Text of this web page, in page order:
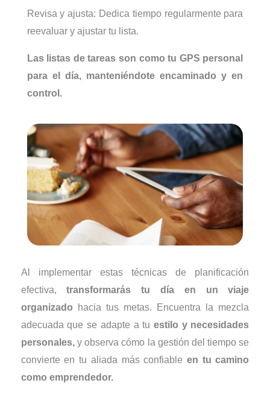
Revisa y ajusta: Dedica tiempo regularmente para
reevaluar y ajustar tu lista.
Las listas de tareas son como tu GPS personal
para el día, manteniéndote encaminado y en
control.
Al implementar estas técnicas de planificación
efectiva,transformarás tu día en un viaje
organizado hacia tus metas. Encuentra la mezcla
adecuada que se adapte a tu estilo y necesidades
personales,y observa cómo la gestión del tiempo se
convierte en tu aliada más confiable en tu camino
como emprendedor.